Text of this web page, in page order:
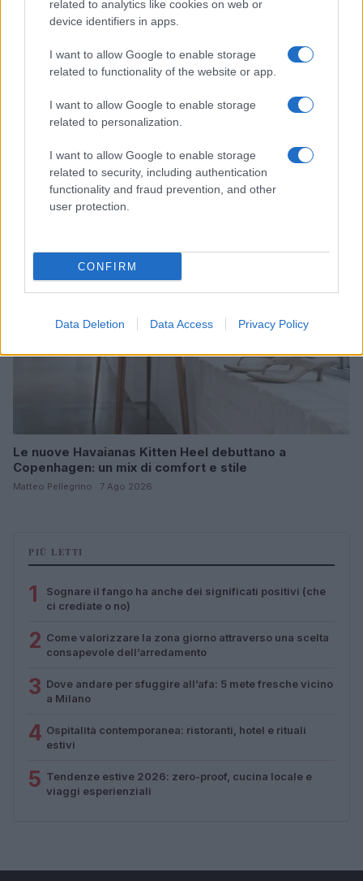
related to analytics like cookies on web or
device identifiers in apps.
I want to allow Google to enable storage
related to functionality of the website or app.
I want to allow Google to enable storage
related to personalization.
I want to allow Google to enable storage
related to security, including authentication
functionality and fraud prevention, and other
user protection.
CONFIRM
Data Deletion Data Access Privacy Policy
Mostre di moda 2026: Franco Moschino a Forte di
Bard e gli eventi imperdibili in Italia
Cristian Castiglioni · 7 Ago 2026
Le nuove Havaianas Kitten Heel debuttano a
Copenhagen: un mix di comfort e stile
Matteo Pellegrino · 7 Ago 2026
PIÙ LETTI
1
Sognare il fango ha anche dei significati positivi (che
ci crediate o no)
2 Come valorizzare la zona giorno attraverso una scelta
consapevole dell’arredamento
3 Dove andare per sfuggire all’afa: 5 mete fresche vicino
a Milano
4 Ospitalità contemporanea: ristoranti, hotel e rituali
estivi
5 Tendenze estive 2026: zero-proof, cucina locale e
viaggi esperienziali